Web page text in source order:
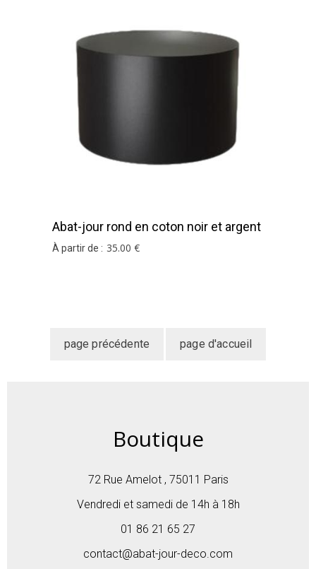
Abat-jour rond en coton noir et argent
À partir de : 35.00 €
Boutique
72 Rue Amelot , 75011 Paris
Vendredi et samedi de 14h à 18h
01 86 21 65 27
contact@abat-jour-deco.com